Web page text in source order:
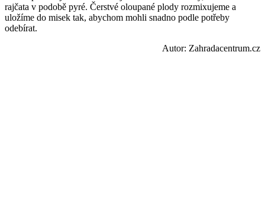
rajčata v podobě pyré. Čerstvé oloupané plody rozmixujeme a
uložíme do misek tak, abychom mohli snadno podle potřeby
odebírat.
Autor: Zahradacentrum.cz